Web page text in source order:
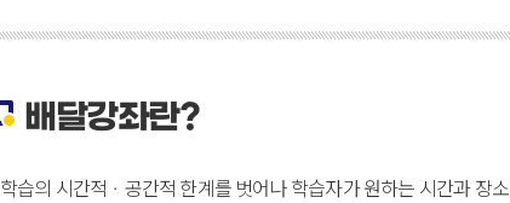
배달강좌란?
학습의 시간적ㆍ공간적 한계를 벗어나 학습자가 원하는 시간과 장